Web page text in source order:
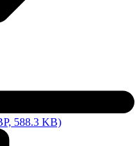
588.3 KB)